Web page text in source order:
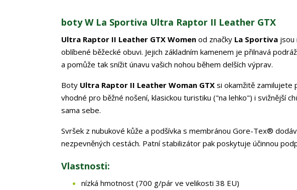
boty W La Sportiva Ultra Raptor II Leather GTX
Ultra Raptor II Leather GTX Women od značky La Sportiva jsou
oblíbené běžecké obuvi. Jejich základním kamenem je přilnavá
a pomůže tak snížit únavu vašich nohou během delších výprav.
Boty Ultra Raptor II Leather Woman GTX si okamžitě zamilujete
vhodné pro běžné nošení, klasickou turistiku ("na lehko") i svižnější
sama sebe.
Svršek z nubukové kůže a podšívka s membránou Gore-Tex®
nezpevněných cestách. Patní stabilizátor pak poskytuje účinnou
Vlastnosti:
nízká hmotnost (700 g/pár ve velikosti 38 EU)